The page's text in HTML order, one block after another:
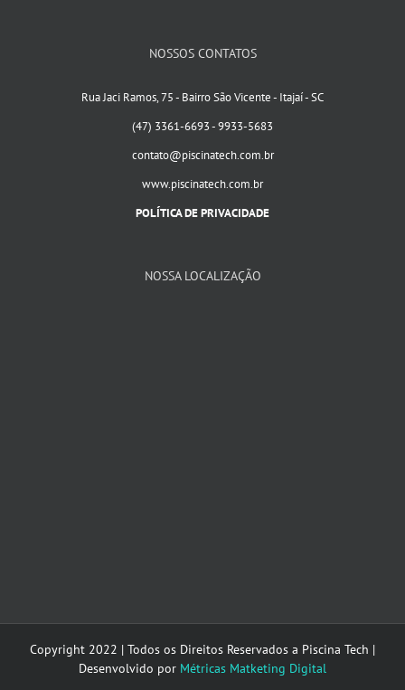
NOSSOS CONTATOS
Rua Jaci Ramos, 75 - Bairro São Vicente - Itajaí - SC
(47) 3361-6693 - 9933-5683
contato@piscinatech.com.br
www.piscinatech.com.br
POLÍTICA DE PRIVACIDADE
NOSSA LOCALIZAÇÃO
Copyright 2022 | Todos os Direitos Reservados a Piscina Tech |
Desenvolvido por Métricas Matketing Digital